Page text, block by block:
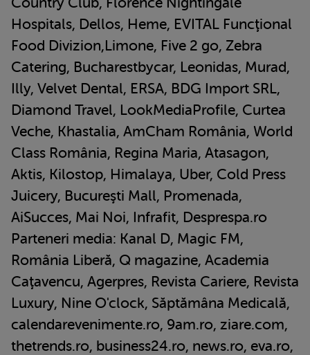
Hospitals, Dellos, Heme, EVITAL Funcţional
Food Divizion,Limone, Five 2 go, Zebra
Catering, Bucharestbycar, Leonidas, Murad,
Illy, Velvet Dental, ERSA, BDG Import SRL,
Diamond Travel, LookMediaProfile, Curtea
Veche, Khastalia, AmCham România, World
Class România, Regina Maria, Atasagon,
Aktis, Kilostop, Himalaya, Uber, Cold Press
Juicery, Bucureşti Mall, Promenada,
AiSucces, Mai Noi, Infrafit, Desprespa.ro
Parteneri media: Kanal D, Magic FM,
România Liberă, Q magazine, Academia
Caţavencu, Agerpres, Revista Cariere, Revista
Luxury, Nine O'clock, Săptămâna Medicală,
calendarevenimente.ro, 9am.ro, ziare.com,
thetrends.ro, business24.ro, news.ro, eva.ro,